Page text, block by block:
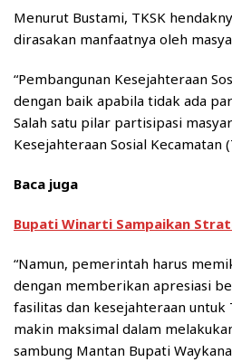
Menurut Bustami, TKSK
dirasakan manfaatnya oleh
“Pembangunan Kesejahteraan
dengan baik apabila tidak ada
Salah satu pilar partisipasi
Kesejahteraan Sosial Kecamatan
Baca juga
Bupati Winarti Sampaikan
“Namun, pemerintah harus
dengan memberikan apresiasi
fasilitas dan kesejahteraan untuk
makin maksimal dalam
sambung Mantan Bupati